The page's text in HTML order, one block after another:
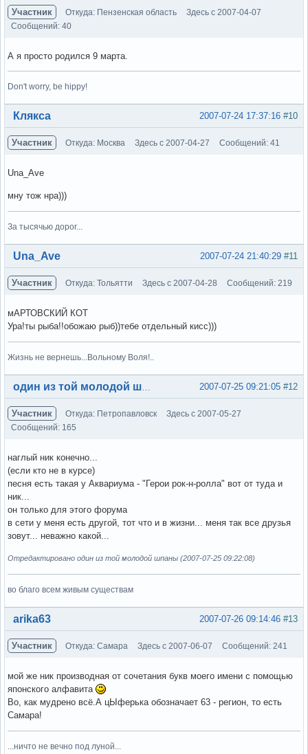
Участник Откуда: Пензенская область
Здесь с 2007-04-07
Сообщений: 40
А я просто родился 9 марта.
Don't worry, be hippy!
Вне форума #10
2007-07-24 17:37:16
Клякса
Участник Откуда: Москва Здесь с 2007-04-27 Сообщений: 41
Una_Ave
мну тож нра)))
За тысячью дорог...
Вне форума #11
2007-07-24 21:40:29
Una_Ave
Участник Откуда: Тольятти Здесь с 2007-04-28 Сообщений: 219
мАРТОВСКИЙ КОТ
Ура!ты рыба!!обожаю рыб))тебе отдельный кисс)))
Жизнь не вернешь...Вольному Воля!..
Вне форума #12
2007-07-25 09:21:05
один из той молодой шпаны
Участник Откуда: Петропавловск
Здесь с 2007-05-27
Сообщений: 165
наглый ник конечно...
(если кто не в курсе)
песня есть такая у Аквариума - "Герои рок-н-ролла" вот от туда и
ник...
он только для этого форума
в сети у меня есть другой, тот что и в жизни... меня так все друзья
зовут... неважно какой...
Отредактировано один из той молодой шпаны (2007-07-25 09:22:08)
во благо всем живым существам
Вне форума #13
2007-07-26 09:14:46
arika63
Участник Откуда: Самара Здесь с 2007-06-07 Сообщений: 241
мой же ник производная от сочетания букв моего имени с помощью
японского алфавита
Во, как мудрено всё.А цЫферька обозначает 63 - регион, то есть
Самара!
...ничто не вечно под луной...